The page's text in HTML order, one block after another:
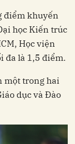
điểm khuyến
học Kiến trúc
Học viện
đa là 1,5 điểm.
một trong hai
dục và Đào